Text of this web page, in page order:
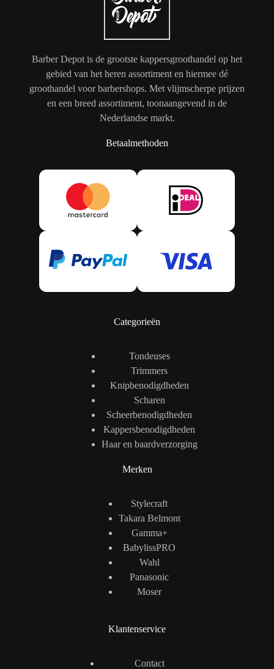
Barber Depot is de grootste kappersgroothandel op het
gebied van het heren assortiment en hiermee dé
groothandel voor barbershops. Met vlijmscherpe prijzen
en een breed assortiment, toonaangevend in de
Nederlandse markt.
Betaalmethoden
Categorieën
Tondeuses
Trimmers
Knipbenodigdheden
Scharen
Scheerbenodigdheden
Kappersbenodigdheden
Haar en baardverzorging
Merken
Stylecraft
Takara Belmont
Gamma+
BabylissPRO
Wahl
Panasonic
Moser
Klantenservice
Contact